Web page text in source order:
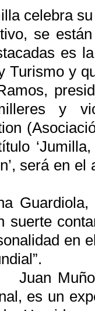
celebra
se
es
Turismo y
y
será en
suerte
en
Juan
es un